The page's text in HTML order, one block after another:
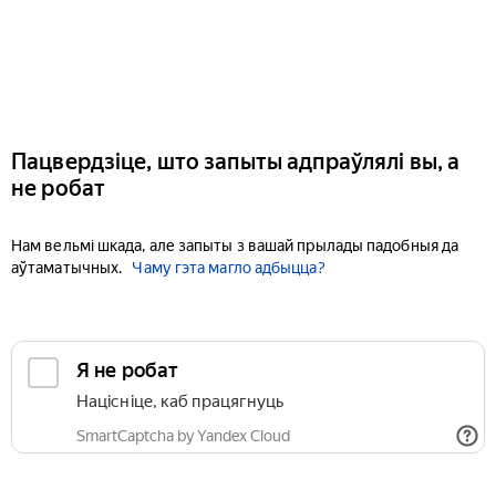
Пацвердзіце, што запыты адпраўлялі вы, а
не робат
Нам вельмі шкада, але запыты з вашай прылады падобныя да
аўтаматычных.
Чаму гэта магло адбыцца?
Я не робат
Націсніце, каб працягнуць
SmartCaptcha by Yandex Cloud